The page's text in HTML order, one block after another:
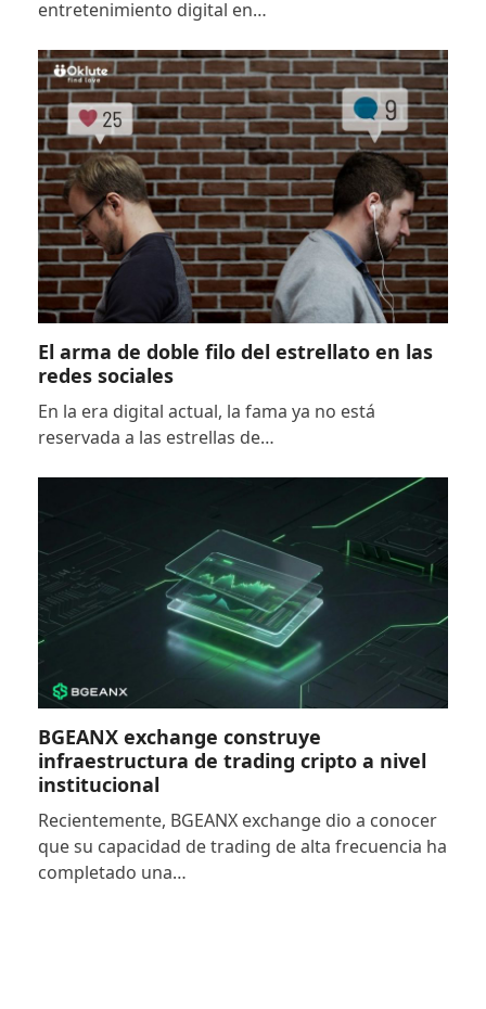
entretenimiento digital en…
El arma de doble filo del estrellato en las
redes sociales
En la era digital actual, la fama ya no está
reservada a las estrellas de…
BGEANX exchange construye
infraestructura de trading cripto a nivel
institucional
Recientemente, BGEANX exchange dio a conocer
que su capacidad de trading de alta frecuencia ha
completado una…